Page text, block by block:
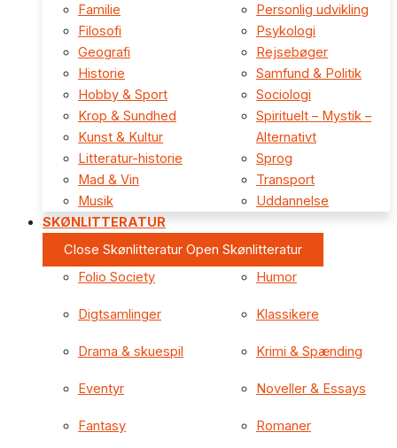
Familie
Filosofi
Geografi
Historie
Hobby & Sport
Krop & Sundhed
Kunst & Kultur
Litteratur-historie
Mad & Vin
Musik
Personlig udvikling
Psykologi
Rejsebøger
Samfund & Politik
Sociologi
Spirituelt – Mystik –
Alternativt
Sprog
Transport
Uddannelse
SKØNLITTERATUR
Close Skønlitteratur Open Skønlitteratur
Folio Society
Digtsamlinger
Drama & skuespil
Eventyr
Fantasy
Humor
Klassikere
Krimi & Spænding
Noveller & Essays
Romaner